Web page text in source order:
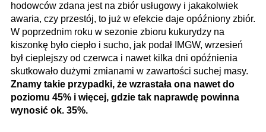
hodowców zdana jest na zbiór usługowy i jakakolwiek
awaria, czy przestój, to już w efekcie daje opóźniony zbiór.
W poprzednim roku w sezonie zbioru kukurydzy na
kiszonkę było ciepło i sucho, jak podał IMGW, wrzesień
był cieplejszy od czerwca i nawet kilka dni opóźnienia
skutkowało dużymi zmianami w zawartości suchej masy.
Znamy takie przypadki, że wzrastała ona nawet do
poziomu 45% i więcej, gdzie tak naprawdę powinna
wynosić ok. 35%.